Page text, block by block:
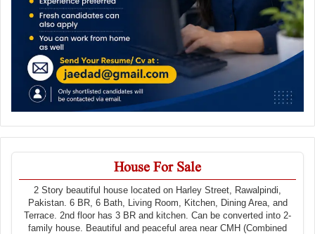
House For Sale
2 Story beautiful house located on Harley Street, Rawalpindi,
Pakistan. 6 BR, 6 Bath, Living Room, Kitchen, Dining Area, and
Terrace. 2nd floor has 3 BR and kitchen. Can be converted into 2-
family house. Beautiful and peaceful area near CMH (Combined